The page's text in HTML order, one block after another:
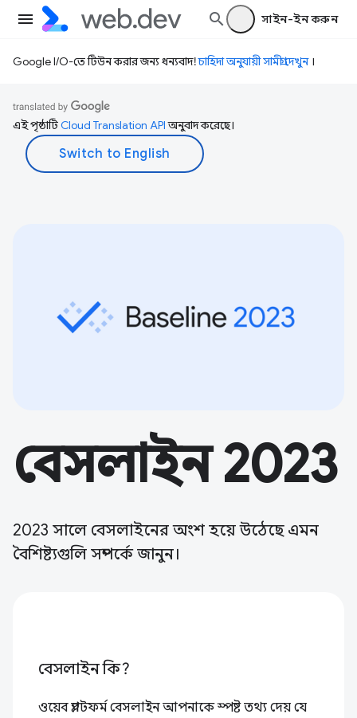
সাইন-ইন করুন
Google I/O-তে টিউন করার জন্য ধন্যবাদ!চাহিদা অনুযায়ী সামগ্রী দেখুন।
এই পৃষ্ঠাটিCloud Translation APIঅনুবাদ করেছে।
বেসলাইন 2023
2023 সালে বেসলাইনের অংশ হয়ে উঠেছে এমন
বৈশিষ্ট্যগুলি সম্পর্কে জানুন।
বেসলাইন কি?
ওয়েব প্ল্যাটফর্ম বেসলাইন আপনাকে স্পষ্ট তথ্য দেয় যে